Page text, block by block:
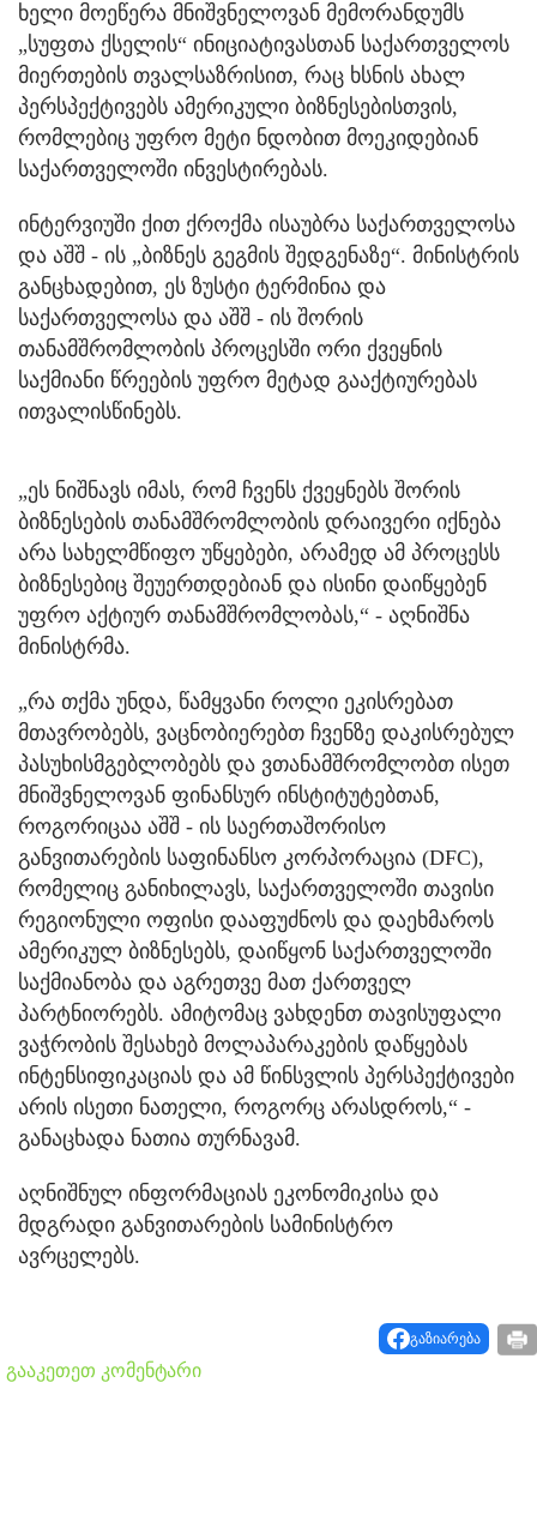
ხელი მოეწერა მნიშვნელოვან მემორანდუმს
„სუფთა ქსელის“ ინიციატივასთან საქართველოს
მიერთების თვალსაზრისით, რაც ხსნის ახალ
პერსპექტივებს ამერიკული ბიზნესებისთვის,
რომლებიც უფრო მეტი ნდობით მოეკიდებიან
საქართველოში ინვესტირებას.
ინტერვიუში ქით ქროქმა ისაუბრა საქართველოსა
და აშშ - ის „ბიზნეს გეგმის შედგენაზე“. მინისტრის
განცხადებით, ეს ზუსტი ტერმინია და
საქართველოსა და აშშ - ის შორის
თანამშრომლობის პროცესში ორი ქვეყნის
საქმიანი წრეების უფრო მეტად გააქტიურებას
ითვალისწინებს.
„ეს ნიშნავს იმას, რომ ჩვენს ქვეყნებს შორის
ბიზნესების თანამშრომლობის დრაივერი იქნება
არა სახელმწიფო უწყებები, არამედ ამ პროცესს
ბიზნესებიც შეუერთდებიან და ისინი დაიწყებენ
უფრო აქტიურ თანამშრომლობას,“ - აღნიშნა
მინისტრმა.
„რა თქმა უნდა, წამყვანი როლი ეკისრებათ
მთავრობებს, ვაცნობიერებთ ჩვენზე დაკისრებულ
პასუხისმგებლობებს და ვთანამშრომლობთ ისეთ
მნიშვნელოვან ფინანსურ ინსტიტუტებთან,
როგორიცაა აშშ - ის საერთაშორისო
განვითარების საფინანსო კორპორაცია (DFC),
რომელიც განიხილავს, საქართველოში თავისი
რეგიონული ოფისი დააფუძნოს და დაეხმაროს
ამერიკულ ბიზნესებს, დაიწყონ საქართველოში
საქმიანობა და აგრეთვე მათ ქართველ
პარტნიორებს. ამიტომაც ვახდენთ თავისუფალი
ვაჭრობის შესახებ მოლაპარაკების დაწყებას
ინტენსიფიკაციას და ამ წინსვლის პერსპექტივები
არის ისეთი ნათელი, როგორც არასდროს,“ -
განაცხადა ნათია თურნავამ.
აღნიშნულ ინფორმაციას ეკონომიკისა და
მდგრადი განვითარების სამინისტრო
ავრცელებს.
გაზიარება
გააკეთეთ კომენტარი